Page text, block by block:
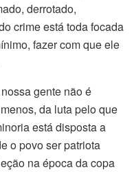
derrotado,
crime está toda focada
fazer com que ele
gente não é
da luta pelo que
está disposta a
o povo ser patriota
na época da copa